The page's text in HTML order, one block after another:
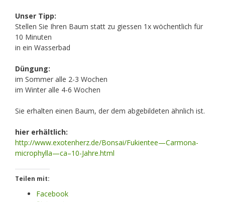
Unser Tipp:
Stellen Sie Ihren Baum statt zu giessen 1x wöchentlich für
10 Minuten
in ein Wasserbad
Düngung:
im Sommer alle 2-3 Wochen
im Winter alle 4-6 Wochen
Sie erhalten einen Baum, der dem abgebildeten ähnlich ist.
hier erhältlich:
http://www.exotenherz.de/Bonsai/Fukientee—Carmona-
microphylla—ca–10-Jahre.html
Teilen mit:
Facebook